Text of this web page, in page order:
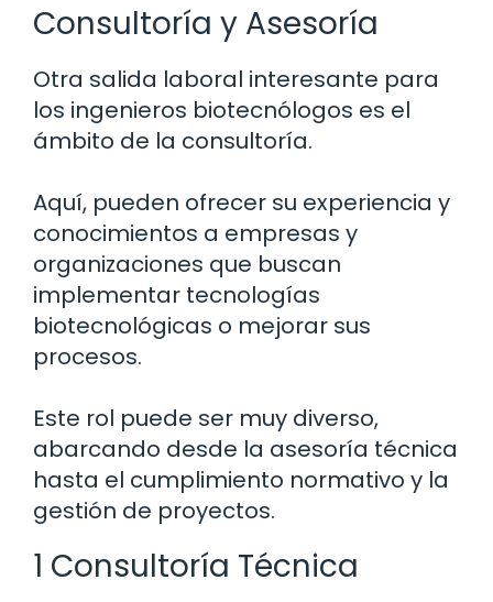
Consultoría y Asesoría
Otra salida laboral interesante para
los ingenieros biotecnólogos es el
ámbito de la consultoría.
Aquí, pueden ofrecer su experiencia y
conocimientos a empresas y
organizaciones que buscan
implementar tecnologías
biotecnológicas o mejorar sus
procesos.
Este rol puede ser muy diverso,
abarcando desde la asesoría técnica
hasta el cumplimiento normativo y la
gestión de proyectos.
1 Consultoría Técnica